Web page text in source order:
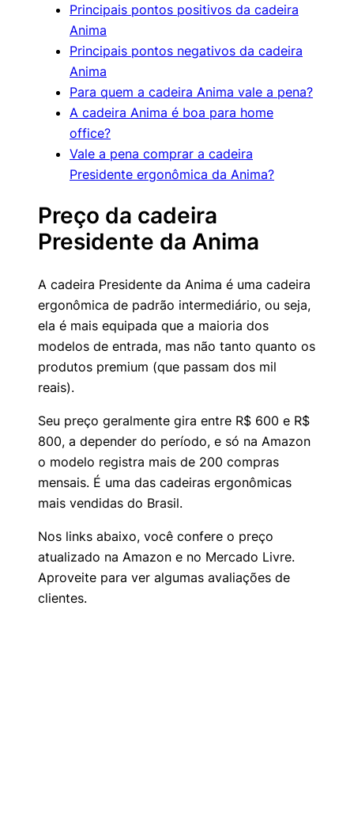
Principais pontos positivos da cadeira
Anima
Principais pontos negativos da cadeira
Anima
Para quem a cadeira Anima vale a pena?
A cadeira Anima é boa para home
office?
Vale a pena comprar a cadeira
Presidente ergonômica da Anima?
Preço da cadeira
Presidente da Anima
A cadeira Presidente da Anima é uma cadeira
ergonômica de padrão intermediário, ou seja,
ela é mais equipada que a maioria dos
modelos de entrada, mas não tanto quanto os
produtos premium (que passam dos mil
reais).
Seu preço geralmente gira entre R$ 600 e R$
800, a depender do período, e só na Amazon
o modelo registra mais de 200 compras
mensais. É uma das cadeiras ergonômicas
mais vendidas do Brasil.
Nos links abaixo, você confere o preço
atualizado na Amazon e no Mercado Livre.
Aproveite para ver algumas avaliações de
clientes.